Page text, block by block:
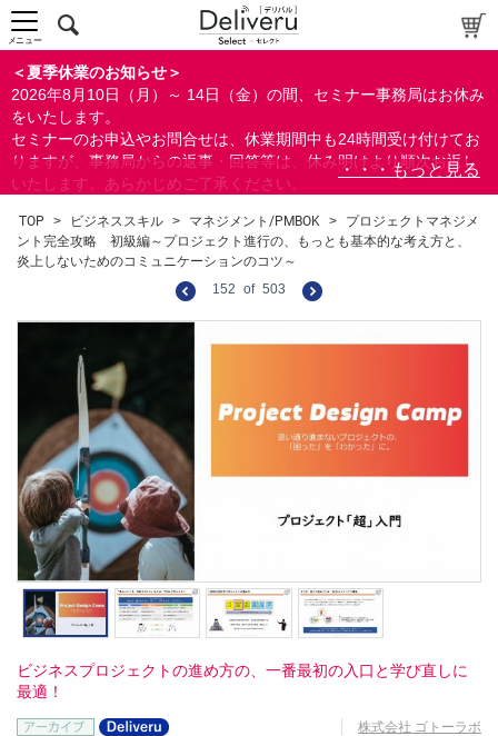
＜夏季休業のお知らせ＞
2026年8月10日（月）～ 14日（金）の間、セミナー事務局はお休み
をいたします。
セミナーのお申込やお問合せは、休業期間中も24時間受け付けてお
りますが、事務局からの返事・回答等は、休み明けより順次お返し
いたします。あらかじめご了承ください。
ができます。
メニュー
TOP > ビジネススキル > マネジメント/PMBOK >
プロジェクトマネジメ
ント完全攻略 初級編～プロジェクト進行の、もっとも基本的な考え方と、
炎上しないためのコミュニケーションのコツ～
152 of 503
ビジネスプロジェクトの進め方の、一番最初の入口と学び直しに
最適！
株式会社 ゴトーラボ